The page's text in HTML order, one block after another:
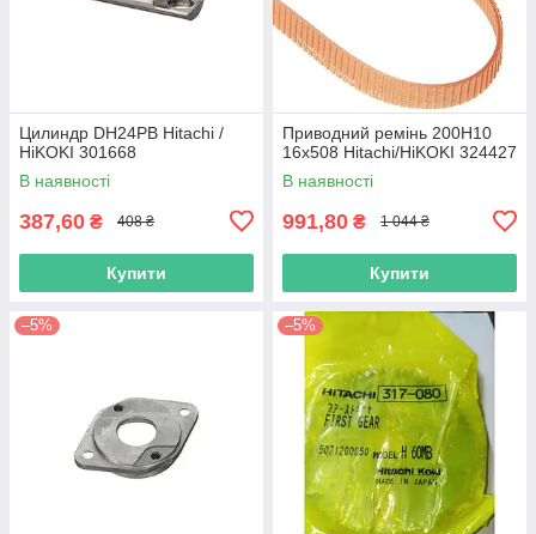
Цилиндр DH24PB Hitachi /
HiKOKI 301668
В наявності
387,60 ₴ 408 ₴
Купити
Приводний ремінь 200Н10
16х508 Hitachi/HiKOKI 324427
В наявності
991,80 ₴ 1 044 ₴
Купити
–5% –5%